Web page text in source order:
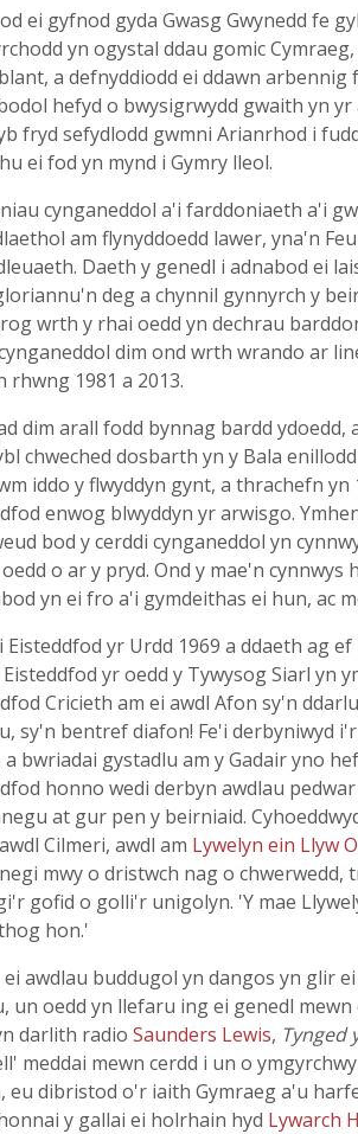
ei gyfnod gyda Gwasg Gwynedd fe
yn ogystal ddau gomic
a defnyddiodd ei ddawn arbennig
hefyd o bwysigrwydd gwaith yn
fryd sefydlodd gwmni Arianrhod i
ei fod yn mynd i Gymry lleol.
cynganeddol a'i farddoniaeth a'i
am flynyddoedd lawer, yna'n
Daeth y genedl i adnabod ei
deg a chynnil gynnyrch y
wrth y rhai oedd yn dechrau
dim ond wrth wrando ar
rhwng 1981 a 2013.
dim arall fodd bynnag bardd
chweched dosbarth yn y Bala
iddo y flwyddyn gynt, a thrachefn
enwog blwyddyn yr arwisgo.
bod y cerddi cynganeddol yn
o ar y pryd. Ond y mae'n
yn ei fro a'i gymdeithas ei hun, ac
Eisteddfod yr Urdd 1969 a ddaeth ag
yr oedd y Tywysog Siarl yn
Cricieth am ei awdl Afon sy'n
sy'n bentref diafon! Fe'i derbyniwyd
a bwriadai gystadlu am y Gadair yno
honno wedi derbyn awdlau
at gur pen y beirniaid.
Cilmeri, awdl am Lywelyn ein Llyw
mwy o dristwch nag o
gofid o golli'r unigolyn. 'Y mae
hon.'
ei awdlau buddugol yn dangos yn glir
un oedd yn llefaru ing ei genedl
darlith radio Saunders Lewis, Tynged
meddai mewn cerdd i un o
eu dibristod o'r iaith Gymraeg a'u
y gallai ei holrhain hyd Lywarch